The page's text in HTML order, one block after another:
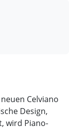
Celviano
Design,
wird Piano-